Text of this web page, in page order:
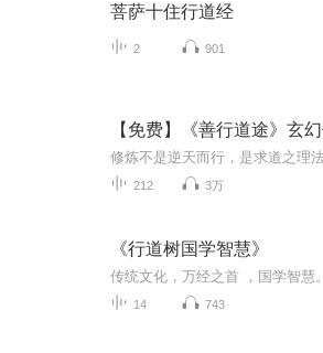
菩萨十住行道经
2 901
【免费】《善行道途》玄
212 3万
《行道树国学智慧》
传统文化，万经之首 ，国学智慧。
14 743